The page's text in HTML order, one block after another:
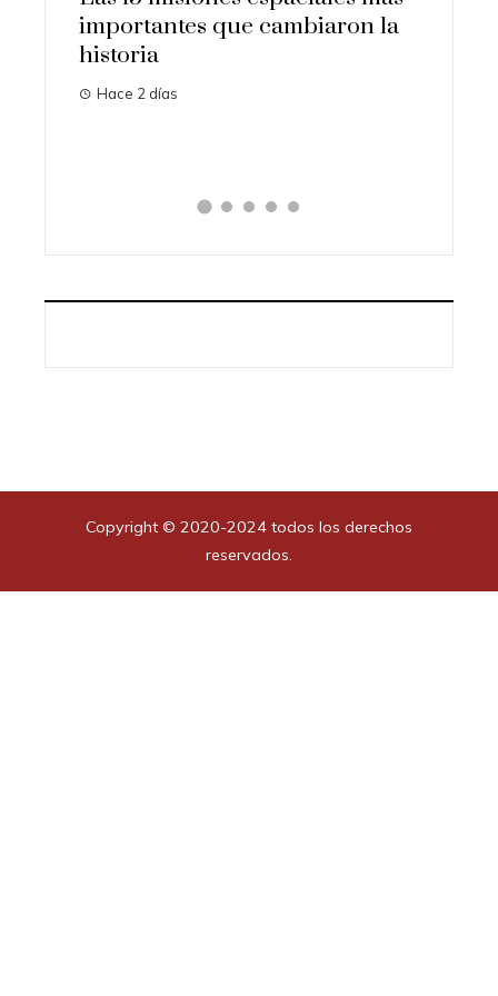
importantes que cambiaron la
historia
Hace 2 días
Copyright © 2020-2024 todos los derechos
reservados.